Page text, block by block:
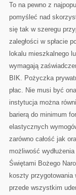
To na pewno z
pomyśleć nad
się tak w szeregu
zaległości w spłacie
lokalu mieszkalnego
wymagają
BIK. Pożyczka
płac. Nie musi być
instytucja można
barierą do minimum
elastycznych
zarówno całość jak
możliwość
Świętami Bożego
koszty
przede wszystkim